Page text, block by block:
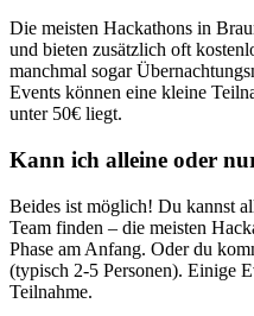
Die meisten Hackathons in
und bieten zusätzlich oft
manchmal sogar
Events können eine kleine
unter 50€ liegt.
Kann ich alleine oder
Beides ist möglich! Du kannst
Team finden – die meisten
Phase am Anfang. Oder du
(typisch 2-5 Personen). Einige
Teilnahme.